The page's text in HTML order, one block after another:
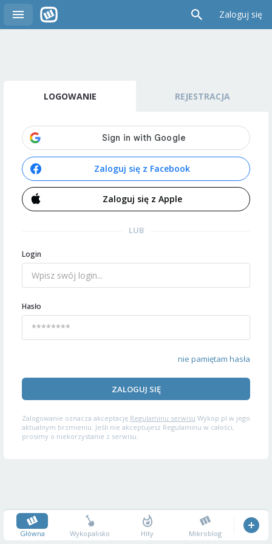
Zaloguj się
LOGOWANIE REJESTRACJA
Zaloguj się z Facebook
Zaloguj się z Apple
LUB
Login
Hasło
nie pamiętam hasła
ZALOGUJ SIĘ
Zalogowanie oznacza akceptację Regulaminu serwisu Wykop.pl w jego
aktualnym brzmieniu. Jeśli nie akceptujesz Regulaminu w całości,
prosimy o niekorzystanie z serwisu.
Główna Wykopalisko Hity Mikroblog